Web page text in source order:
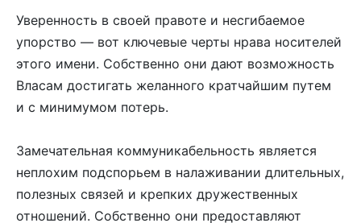
Уверенность в своей правоте и несгибаемое
упорство — вот ключевые черты нрава носителей
этого имени. Собственно они дают возможность
Власам достигать желанного кратчайшим путем
и с минимумом потерь.
Замечательная коммуникабельность является
неплохим подспорьем в налаживании длительных,
полезных связей и крепких дружественных
отношений. Собственно они предоставляют